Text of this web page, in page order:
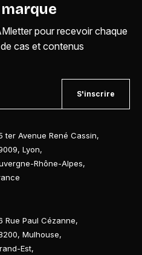
pour recevoir chaque
cas et contenus
S'inscrire
ter Avenue René Cassin,
,Lyon,
Rhône-Alpes,
Rue Paul Cézanne,
,Mulhouse,
Est,